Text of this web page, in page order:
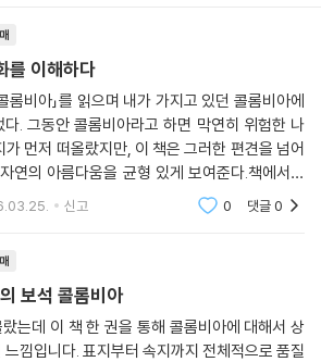
일갈했다. 그는 〈대통령 가족〉에서처럼 붓질
를 암시한다.
도 보테로」 중에서
나 데 인디아스, 산아구스틴고고학공원과 오
, 보고타, 칼리, 포파얀, 메데인, 산타 마르타,
야 할 곳, 기억해야 할 곳이 정말 많다.
관문이다. 남미에서 유럽으로, 유럽에서 남미
태평양을 잇는 항구가 많다. 매주 900편 이상
세계 여러 나라를 연결시켜 주는 곳에 위치해
가치가 높다.
다. 콜롬비아 사람들은 언제나 미소를 잃지 않
환영하고 언제 어디서든 음악과 그들만의 리듬
평생 간직할 수 있는 아름다운 기억을 선물한다.
한 그들은 누구와도 금방 친구가 된다.
를 이해하다
롬비아」를 읽으며 내가 가지고 있던 콜롬비아에
. 그동안 콜롬비아라고 하면 막연히 위험한 나
먼저 떠올랐지만, 이 책은 그러한 편견을 넘어
연의 아름다움을 균형 있게 보여준다.책에서는
배경과 함께 다양한 문화가 형성된 과정을 설명
신고 0 댓글0
보석 콜롬비아
는데 이 책 한 권을 통해 콜롬비아에 대해서 상
낌입니다. 표지부터 속지까지 전체적으로 품질